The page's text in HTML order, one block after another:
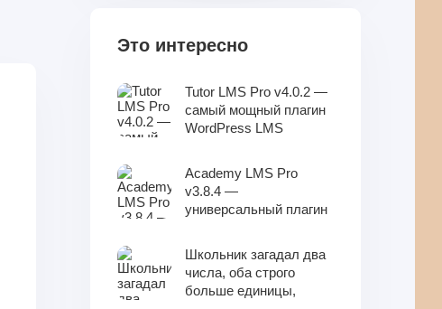
Это интересно
Tutor LMS Pro v4.0.2 —
самый мощный плагин
WordPress LMS
Academy LMS Pro
v3.8.4 —
универсальный плагин
Школьник загадал два
числа, оба строго
больше единицы,